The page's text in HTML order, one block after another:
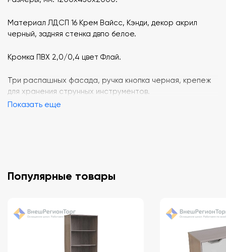
Материал ЛДСП 16 Крем Вайсс, Кэнди, декор акрил
черный, задняя стенка двпо белое.
Кромка ПВХ 2,0/0,4 цвет Флай.
Три распашных фасада, ручка кнопка черная, крепеж
для хранения струнных инструментов.
Показать еще
Популярные товары